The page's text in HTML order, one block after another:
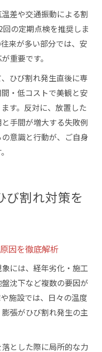
差や交通振動による割
の定期点検を推奨しま
来が多い部分では、安
重要です。
ひび割れ発生直後に専
・低コストで美観と安
す。反対に、放置した
手間が増大する失敗例
意識と行動が、ご自身
び割れ対策を
因を徹底解析
には、経年劣化・施工
沈下など複数の要因が
施設では、日々の温度
張がひび割れ発生の主
とした際に局所的な力